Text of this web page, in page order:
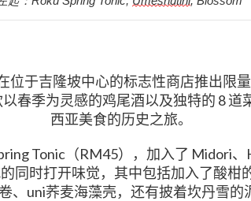
位于吉隆坡中心的标志性商店推出限量
春季为灵感的鸡尾酒以及独特的 8 道
西亚美食的历史之旅。
Tonic （ RM45），加入了 Midori、
同时打开味觉，其中包括加入了酸柑
、 uni荞麦海藻壳，还有披着坎丹雪的